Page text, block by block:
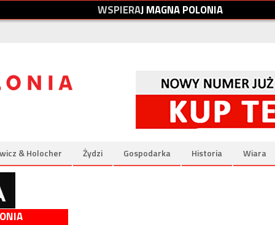
WSPIERAJMAGNAPOLONIA
& Holocher Żydzi Gospodarka Historia Wiara